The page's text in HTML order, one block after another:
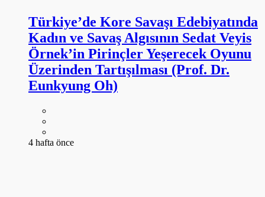
Türkiye’de Kore Savaşı Edebiyatında
Kadın ve Savaş Algısının Sedat Veyis
Örnek’in Pirinçler Yeşerecek Oyunu
Üzerinden Tartışılması (Prof. Dr.
Eunkyung Oh)
4 hafta önce